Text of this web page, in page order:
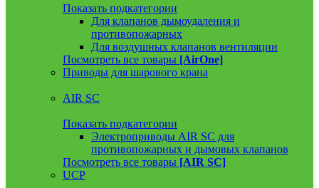
Показать подкатегории
Для клапанов дымоудаления и
противопожарных
Для воздушных клапанов вентиляции
Посмотреть все товары [AirOne]
Приводы для шарового крана
AIR SC
Показать подкатегории
Электроприводы AIR SC для
противопожарных и дымовых клапанов
Посмотреть все товары [AIR SC]
UCP